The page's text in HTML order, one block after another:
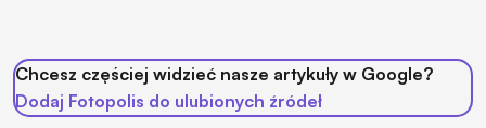
Chcesz częściej widzieć nasze artykuły w Google?
Dodaj Fotopolis do ulubionych źródeł